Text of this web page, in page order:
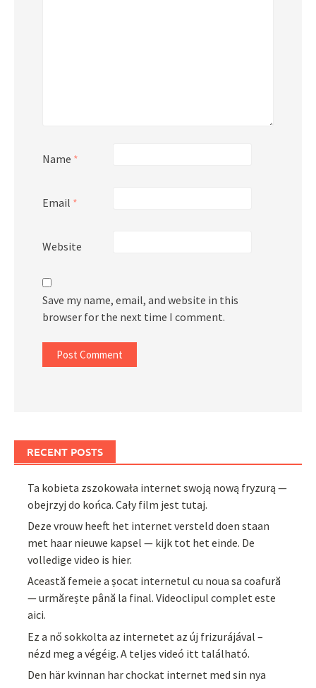
Name *
Email *
Website
Save my name, email, and website in this
browser for the next time I comment.
RECENT POSTS
Ta kobieta zszokowała internet swoją nową fryzurą —
obejrzyj do końca. Cały film jest tutaj.
Deze vrouw heeft het internet versteld doen staan
met haar nieuwe kapsel — kijk tot het einde. De
volledige video is hier.
Această femeie a șocat internetul cu noua sa coafură
— urmărește până la final. Videoclipul complet este
aici.
Ez a nő sokkolta az internetet az új frizurájával –
nézd meg a végéig. A teljes videó itt található.
Den här kvinnan har chockat internet med sin nya